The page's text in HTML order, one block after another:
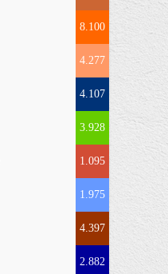
8.100
4.277
4.107
3.928
1.095
1.975
4.397
2.882